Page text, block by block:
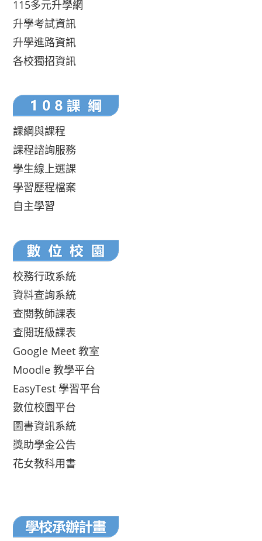
115多元升學網
升學考試資訊
升學進路資訊
各校獨招資訊
課綱與課程
課程諮詢服務
學生線上選課
學習歷程檔案
自主學習
校務行政系統
資料查詢系統
查閱教師課表
查閱班級課表
Google Meet 教室
Moodle 教學平台
EasyTest 學習平台
數位校園平台
圖書資訊系統
獎助學金公告
花女教科用書